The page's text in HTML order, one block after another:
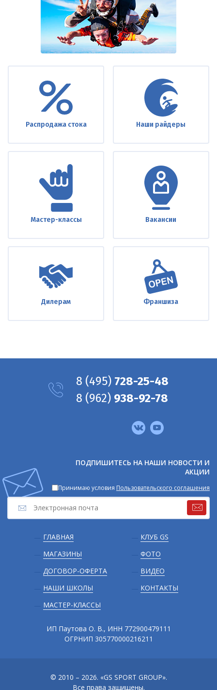
Распродажа стока Наши райдеры
Мастер-классы Вакансии
Дилерам Франшиза
Подвал
ГЛАВНАЯ
МАГАЗИНЫ
ДОГОВОР-ОФЕРТА
НАШИ ШКОЛЫ
МАСТЕР-КЛАССЫ
КЛУБ GS
ФОТО
ВИДЕО
КОНТАКТЫ
ПОДПИШИТЕСЬ НА НАШИ НОВОСТИ И
АКЦИИ
Принимаю условия Пользовательского соглашения
8 (495) 728-25-48
8 (962) 938-92-78
ИП Паутова О. В., ИНН 772900479111
ОГРНИП 305770000216211
© 2010 – 2026. «GS SPORT GROUP».
Все права защищены.